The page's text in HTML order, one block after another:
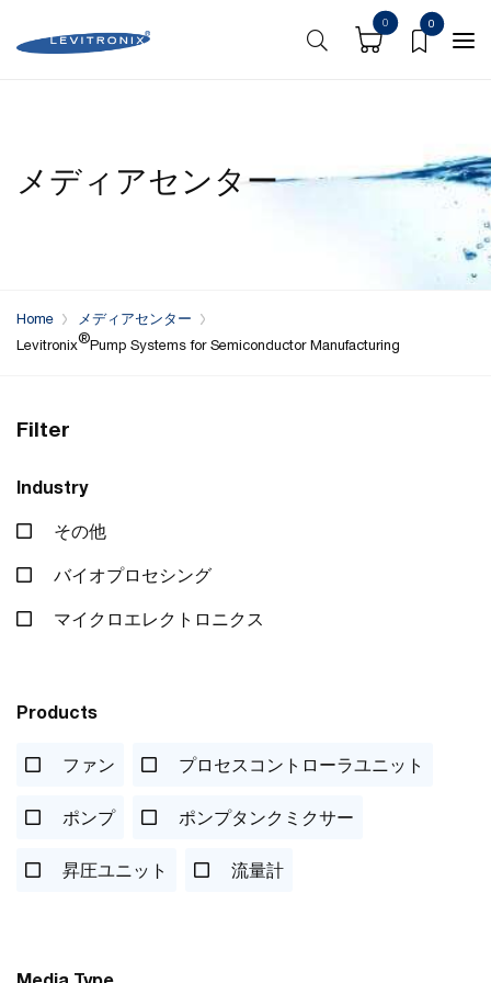
0 0
メディアセンター
Home
メディアセンター
Levitronix®Pump Systems for Semiconductor Manufacturing
Filter
Industry
その他
バイオプロセシング
マイクロエレクトロニクス
Products
ファン プロセスコントローラユニット
ポンプ ポンプタンクミクサー
昇圧ユニット 流量計